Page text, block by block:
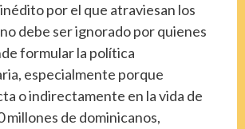
por el que atraviesan los
debe ser ignorado por quienes
formular la política
especialmente porque
o indirectamente en la vida de
millones de dominicanos,